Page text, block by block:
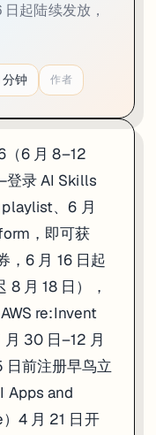
起陆续发放，
分钟 作者
6 月 8–12
录 AI Skills
、6 月
，即可获
，6 月 16 日起
月 18 日），
re:Invent
30 日–12 月
前注册早鸟立
Apps and
4 月 21 日开